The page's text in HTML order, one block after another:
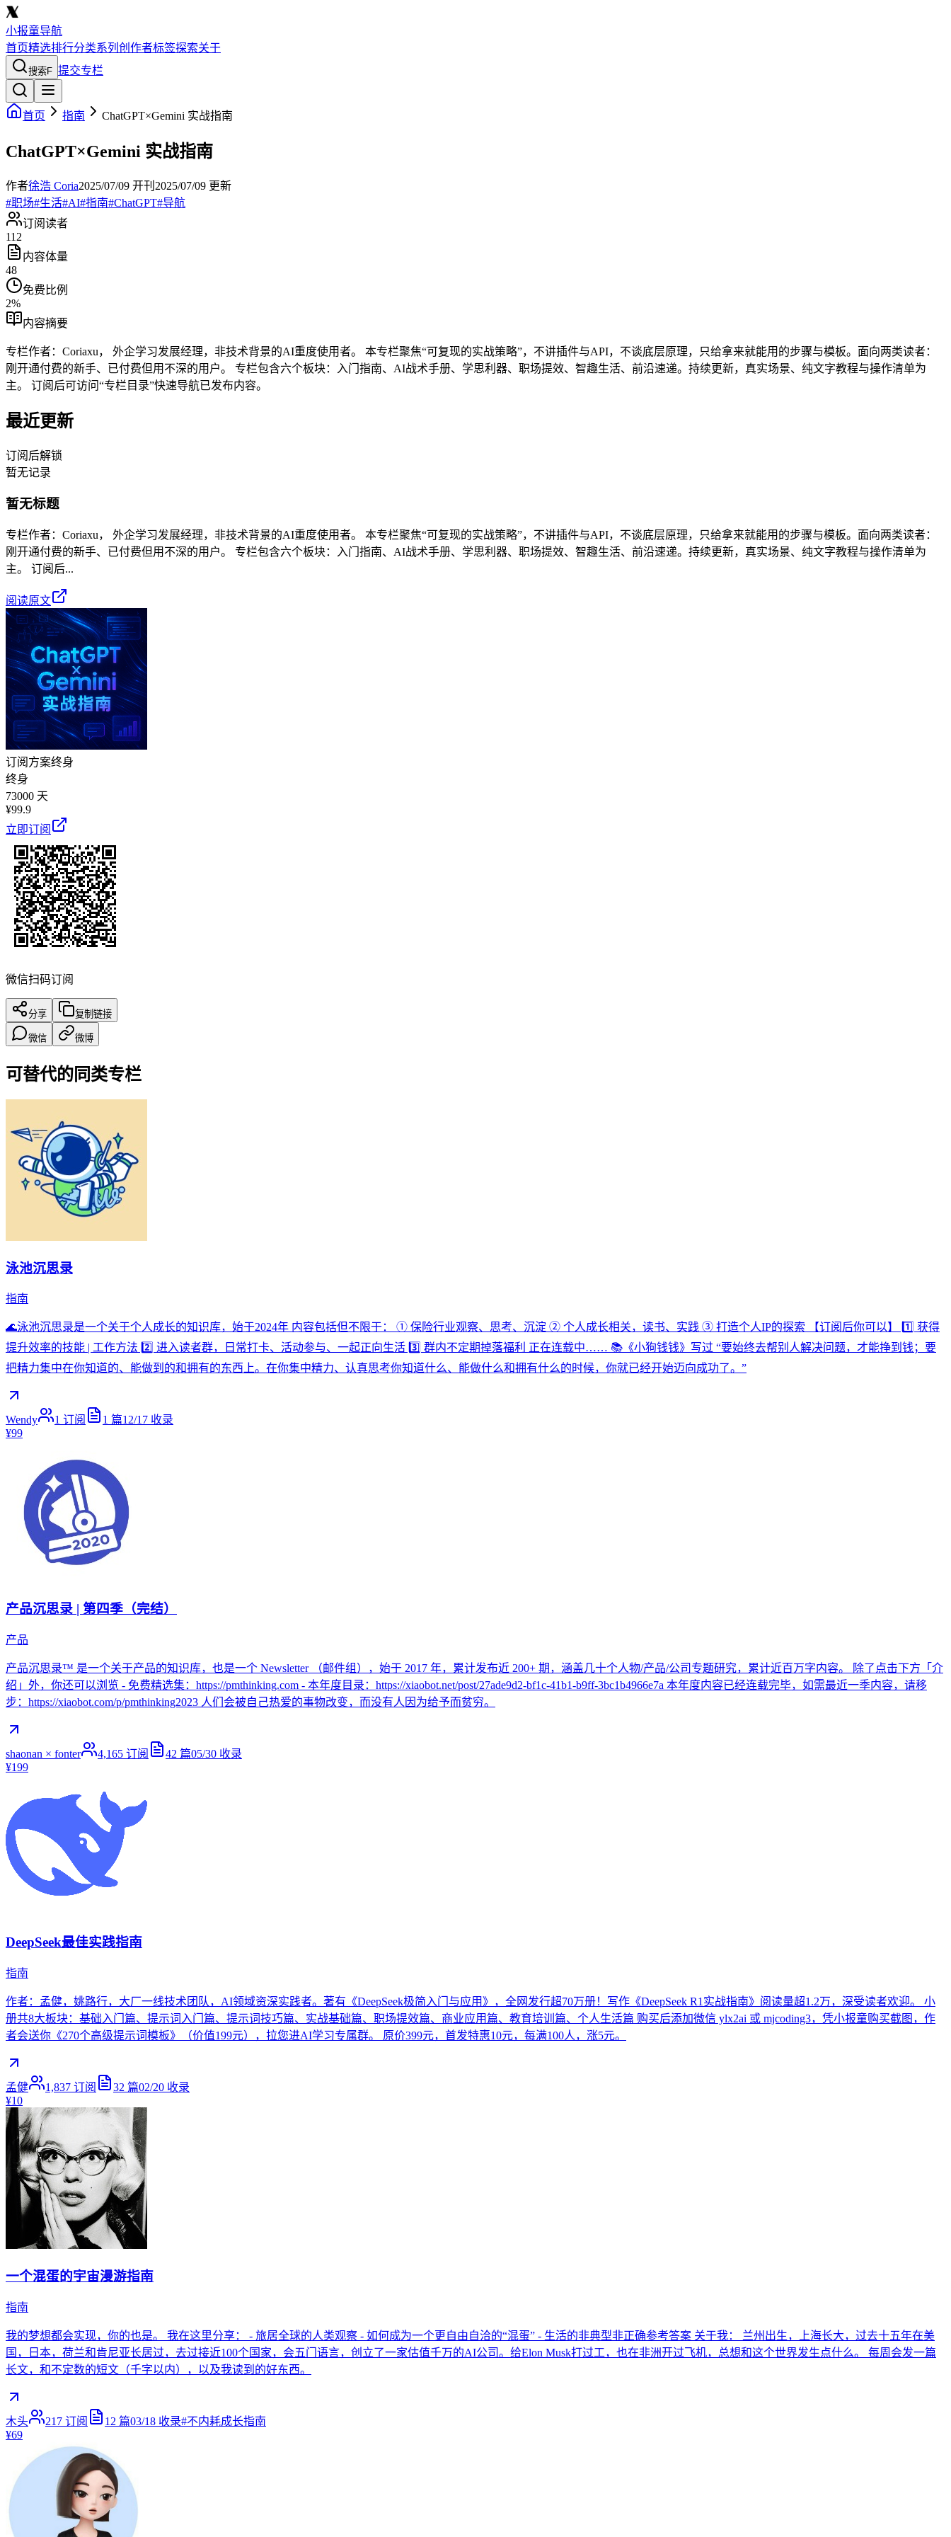
小报童导航
首页精选排行分类系列 创作者标签探索关于
搜索F 提交专栏
首页 指南 ChatGPT×Gemini 实战指南
ChatGPT×Gemini 实战指南
作者徐浩 Coria2025/07/09 开刊 2025/07/09 更新
#职场#生活#AI#指南#ChatGPT#导航
订阅读者
112
内容体量
48
免费比例
2%
内容摘要
专栏作者：Coriaxu， 外企学习发展经理，非技术背景的AI重度使用者。 本专栏聚焦“可复现的实战策略”，不讲插件与API，不谈底层原理，只给拿来就能用的步骤与模板。面向两类读者：
刚开通付费的新手、已付费但用不深的用户。 专栏包含六个板块：入门指南、AI战术手册、学思利器、职场提效、智趣生活、前沿速递。持续更新，真实场景、纯文字教程与操作清单为
主。 订阅后可访问“专栏目录”快速导航已发布内容。
最近更新
订阅后解锁
暂无记录
暂无标题
专栏作者：Coriaxu， 外企学习发展经理，非技术背景的AI重度使用者。 本专栏聚焦“可复现的实战策略”，不讲插件与API，不谈底层原理，只给拿来就能用的步骤与模板。面向两类读者：
刚开通付费的新手、已付费但用不深的用户。 专栏包含六个板块：入门指南、AI战术手册、学思利器、职场提效、智趣生活、前沿速递。持续更新，真实场景、纯文字教程与操作清单为
主。 订阅后...
阅读原文
订阅方案终身
终身
73000 天
¥99.9
立即订阅
微信扫码订阅
分享 复制链接
微信 微博
可替代的同类专栏
泳池沉思录
指南
🌊泳池沉思录是一个关于个人成长的知识库，始于2024年 内容包括但不限于： ① 保险行业观察、思考、沉淀 ② 个人成长相关，读书、实践 ③ 打造个人IP的探索 【订阅后你可以】 1️⃣ 获得
提升效率的技能 | 工作方法 2️⃣ 进入读者群，日常打卡、活动参与、一起正向生活 3️⃣ 群内不定期掉落福利 正在连载中…… 📚《小狗钱钱》写过 “要始终去帮别人解决问题，才能挣到钱；要
把精力集中在你知道的、能做到的和拥有的东西上。在你集中精力、认真思考你知道什么、能做什么和拥有什么的时候，你就已经开始迈向成功了。”
Wendy 1 订阅 1 篇12/17 收录
¥99
产品沉思录 | 第四季（完结）
产品
产品沉思录™ 是一个关于产品的知识库，也是一个 Newsletter （邮件组），始于 2017 年，累计发布近 200+ 期，涵盖几十个人物/产品/公司专题研究，累计近百万字内容。 除了点击下方「介
绍」外，你还可以浏览 - 免费精选集：https://pmthinking.com - 本年度目录：https://xiaobot.net/post/27ade9d2-bf1c-41b1-b9ff-3bc1b4966e7a 本年度内容已经连载完毕，如需最近一季内容，请移
步：https://xiaobot.com/p/pmthinking2023 人们会被自己热爱的事物改变，而没有人因为给予而贫穷。
shaonan × fonter 4,165 订阅 42 篇05/30 收录
¥199
DeepSeek最佳实践指南
指南
作者：孟健，姚路行，大厂一线技术团队，AI领域资深实践者。著有《DeepSeek极简入门与应用》，全网发行超70万册！写作《DeepSeek R1实战指南》阅读量超1.2万，深受读者欢迎。 小
册共8大板块：基础入门篇、提示词入门篇、提示词技巧篇、实战基础篇、职场提效篇、商业应用篇、教育培训篇、个人生活篇 购买后添加微信 ylx2ai 或 mjcoding3，凭小报童购买截图，作
者会送你《270个高级提示词模板》（价值199元），拉您进AI学习专属群。 原价399元，首发特惠10元，每满100人，涨5元。
孟健 1,837 订阅 32 篇02/20 收录
¥10
一个混蛋的宇宙漫游指南
指南
我的梦想都会实现，你的也是。 我在这里分享： - 旅居全球的人类观察 - 如何成为一个更自由自洽的“混蛋” - 生活的非典型非正确参考答案 关于我： 兰州出生，上海长大，过去十五年在美
国，日本，荷兰和肯尼亚长居过，去过接近100个国家，会五门语言，创立了一家估值千万的AI公司。给Elon Musk打过工，也在非洲开过飞机，总想和这个世界发生点什么。 每周会发一篇
长文，和不定数的短文（千字以内），以及我读到的好东西。
木头 217 订阅 12 篇03/18 收录#不内耗成长指南
¥69